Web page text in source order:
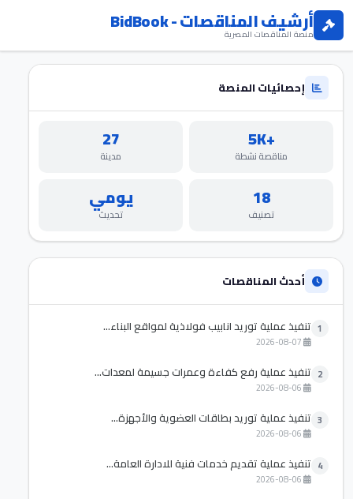
أرشيف المناقصات - BidBook
منصة المناقصات المصرية
إحصائيات المنصة
+5K
مناقصة نشطة
27
مدينة
18
تصنيف
يومي
تحديث
أحدث المناقصات
1 تنفيذ عملية توريد انابيب فولاذية لمواقع البناء...
2 تنفيذ عملية رفع كفاءة وعمرات جسيمة لمعدات...
3 تنفيذ عملية توريد بطاقات العضوية والأجهزة...
4 تنفيذ عملية تقديم خدمات فنية للادارة العامة...